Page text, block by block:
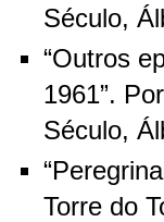
Século,
“Outros
1961”.
Século,
Torre do